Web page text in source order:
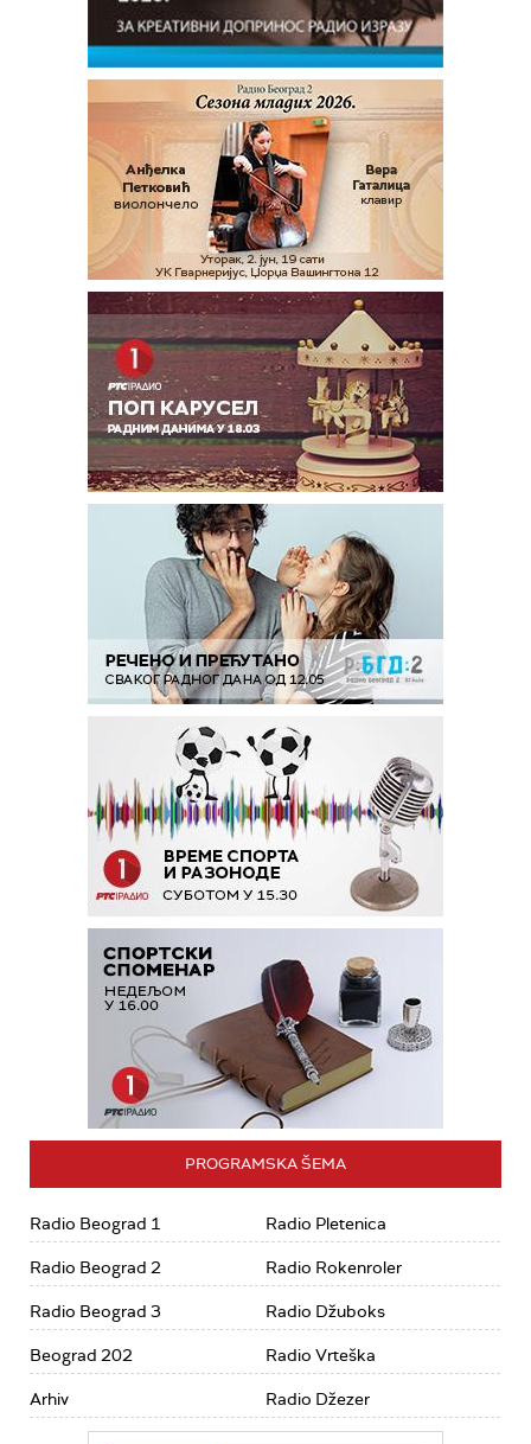
PROGRAMSKA ŠEMA
Radio Beograd 1
Radio Beograd 2
Radio Beograd 3
Beograd 202
Arhiv
Radio Pletenica
Radio Rokenroler
Radio Džuboks
Radio Vrteška
Radio Džezer